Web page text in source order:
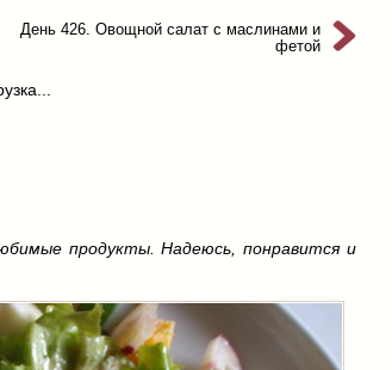
День 426. Овощной салат с маслинами и
фетой
продукты. Надеюсь, понравится и